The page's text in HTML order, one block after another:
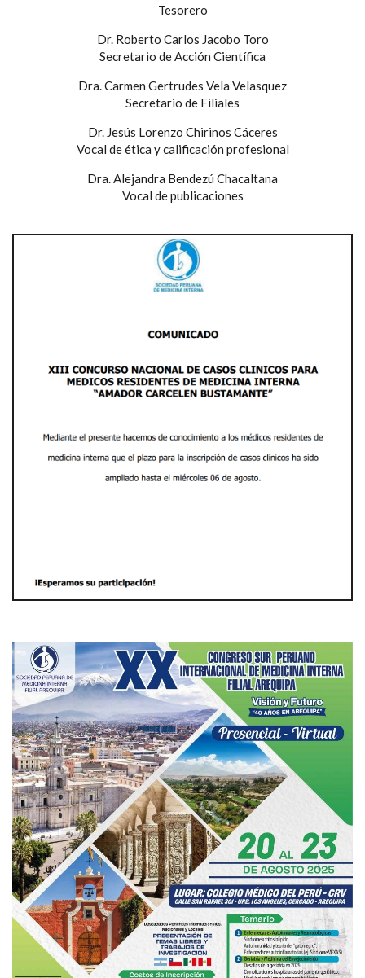
Tesorero
Dr. Roberto Carlos Jacobo Toro
Secretario de Acción Científica
Dra. Carmen Gertrudes Vela Velasquez
Secretario de Filiales
Dr. Jesús Lorenzo Chirinos Cáceres
Vocal de ética y calificación profesional
Dra. Alejandra Bendezú Chacaltana
Vocal de publicaciones